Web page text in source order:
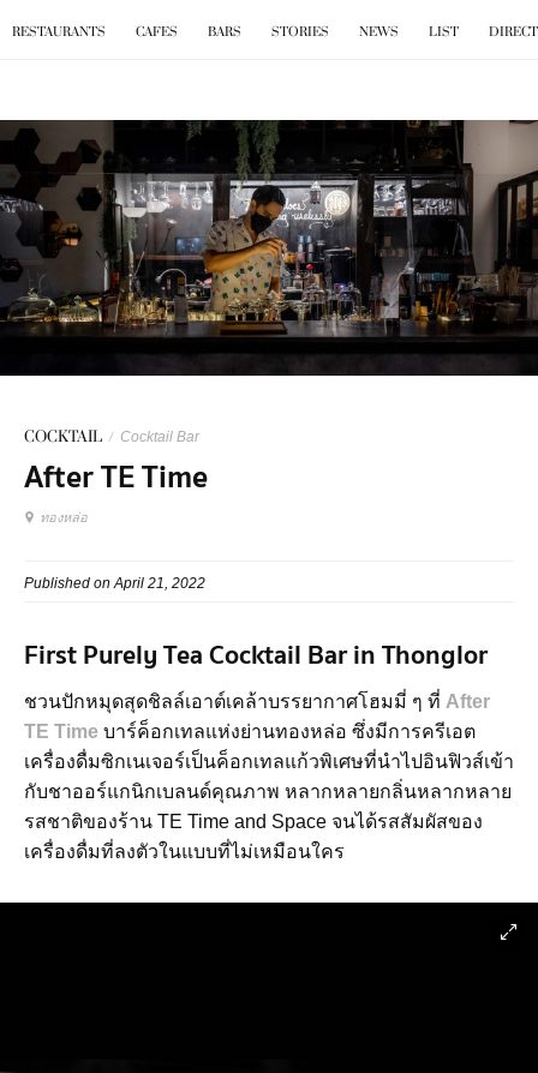
BKK .EAT
RESTAURANTS CAFES BARS STORIES NEWS LIST
COCKTAIL / Cocktail Bar
After TE Time
ทองหล่อ
Published on April 21, 2022
First Purely Tea Cocktail Bar in Thonglor
ชวนปักหมุดสุดชิลล์เอาต์เคล้าบรรยากาศโฮมมี่ ๆ ที่ After
TE Time บาร์ค็อกเทลแห่งย่านทองหล่อ ซึ่งมีการครีเอต
เครื่องดื่มซิกเนเจอร์เป็นค็อกเทลแก้วพิเศษที่นำไปอินฟิวส์เข้า
กับชาออร์แกนิกเบลนด์คุณภาพ หลากหลายกลิ่นหลากหลาย
รสชาติของร้าน TE Time and Space จนได้รสสัมผัสของ
เครื่องดื่มที่ลงตัวในแบบที่ไม่เหมือนใคร